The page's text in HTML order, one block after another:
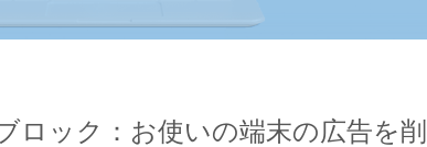
ロック：お使いの端末の広告を